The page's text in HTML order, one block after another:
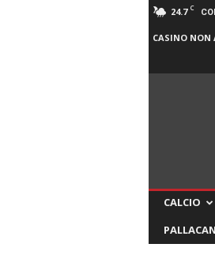
24.7 C
CASINO NON
CALCIO